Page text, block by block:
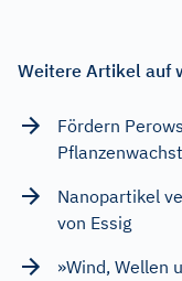
Weitere Artikel auf
Fördern
Nanopartikel
von Essig
»Wind, Wellen